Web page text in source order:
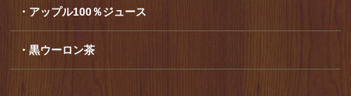
・アップル100％ジュース
・黒ウーロン茶